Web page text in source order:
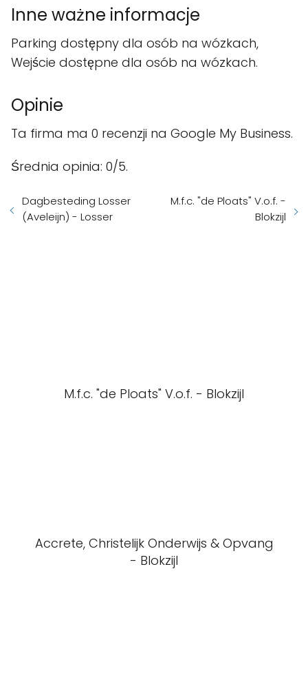
Inne ważne informacje
Parking dostępny dla osób na wózkach,
Wejście dostępne dla osób na wózkach.
Opinie
Ta firma ma 0 recenzji na Google My Business.
Średnia opinia: 0/5.
Dagbesteding Losser
(Aveleijn) - Losser
M.f.c. "de Ploats" V.o.f. -
Blokzijl
M.f.c. "de Ploats" V.o.f. - Blokzijl
Accrete, Christelijk Onderwijs & Opvang
- Blokzijl